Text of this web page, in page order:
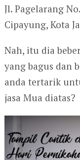
Jl. Pagelarang
Cipayung, Kota
Nah, itu dia
yang bagus dan
anda tertarik
jasa Mua diatas?